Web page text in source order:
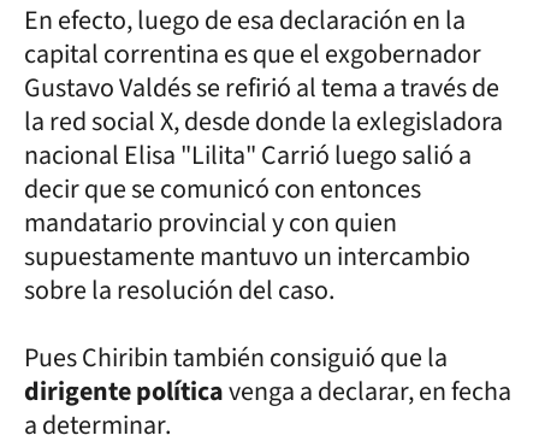
En efecto, luego de esa declaración en la
capital correntina es que el exgobernador
Gustavo Valdés se refirió al tema a través de
la red social X, desde donde la exlegisladora
nacional Elisa "Lilita" Carrió luego salió a
decir que se comunicó con entonces
mandatario provincial y con quien
supuestamente mantuvo un intercambio
sobre la resolución del caso.
Pues Chiribin también consiguió que la
dirigente políticavenga a declarar, en fecha
a determinar.